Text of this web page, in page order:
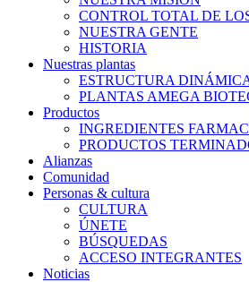
CONTROL TOTAL DE
NUESTRA GENTE
HISTORIA
Nuestras plantas
ESTRUCTURA
PLANTAS AMEGA
Productos
INGREDIENTES
PRODUCTOS
Alianzas
Comunidad
Personas & cultura
CULTURA
ÚNETE
BÚSQUEDAS
ACCESO INTEGRANTES
Noticias